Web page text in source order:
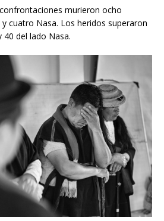
murieron ocho
cuatro Nasa. Los heridos superaron
40 del lado Nasa.